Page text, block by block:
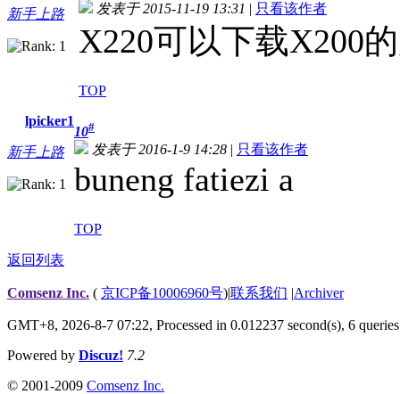
新手上路 发表于 2015-11-19 13:31 | 只看该作者
X220可以下载X200
TOP
lpicker1
新手上路
10#
发表于 2016-1-9 14:28 | 只看该作者
buneng fatiezi a
TOP
返回列表
Comsenz Inc. ( 京ICP备10006960号)|联系我们 |Archiver
GMT+8, 2026-8-7 07:22, Processed in 0.012237 second(s), 6 queries
Powered by Discuz! 7.2
© 2001-2009 Comsenz Inc.